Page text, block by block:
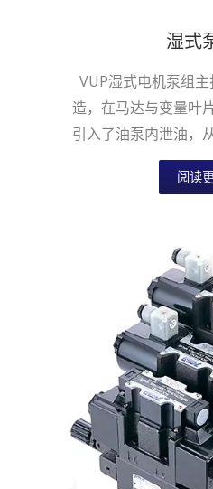
湿式
VUP湿式电机泵组
造，在马达与变量叶
引入了油泵内泄油，
提高
阅读